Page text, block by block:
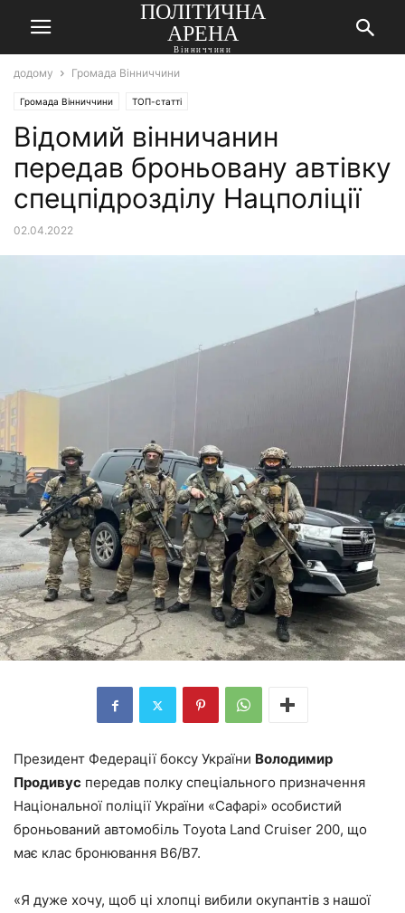
ПОЛІТИЧНА
АРЕНА
Вінниччини
додому Громада Вінниччини
Громада Вінниччини ТОП-статті
Відомий вінничанин
передав броньовану автівку
спецпідрозділу Нацполіції
02.04.2022
Президент Федерації боксу України Володимир
Продивус передав полку спеціального призначення
Національної поліції України «Сафарі» особистий
броньований автомобіль Toyota Land Cruiser 200, що
має клас бронювання B6/B7.
«Я дуже хочу, щоб ці хлопці вибили окупантів з нашої